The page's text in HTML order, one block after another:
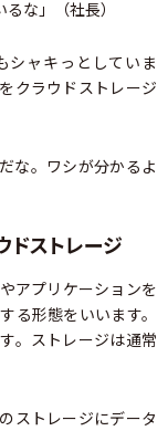
な」（社長）
シャキっとしていま
クラウドストレージ
な。ワシが分かるよ
ドストレージ
アプリケーションを
る形態をいいます。
。ストレージは通常
ストレージにデータ